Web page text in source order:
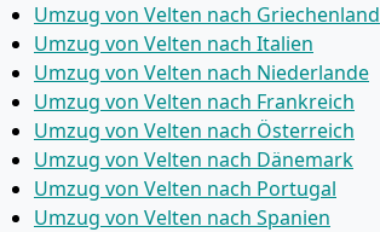
Umzug von Velten nach Griechenland
Umzug von Velten nach Italien
Umzug von Velten nach Niederlande
Umzug von Velten nach Frankreich
Umzug von Velten nach Österreich
Umzug von Velten nach Dänemark
Umzug von Velten nach Portugal
Umzug von Velten nach Spanien